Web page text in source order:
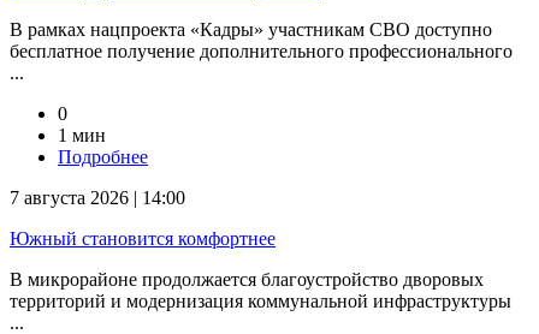
В рамках нацпроекта «Кадры» участникам СВО доступно
бесплатное получение дополнительного профессионального
...
0
1 мин
Подробнее
7 августа 2026 | 14:00
Южный становится комфортнее
В микрорайоне продолжается благоустройство дворовых
территорий и модернизация коммунальной инфраструктуры
...